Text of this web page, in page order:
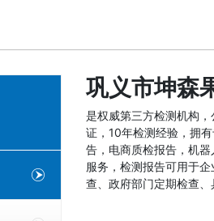
巩义市坤森
是权威第三方检测机构
证，10年检测经验，拥
告，电商质检报告，机
服务，检测报告可用于
查、政府部门定期检查